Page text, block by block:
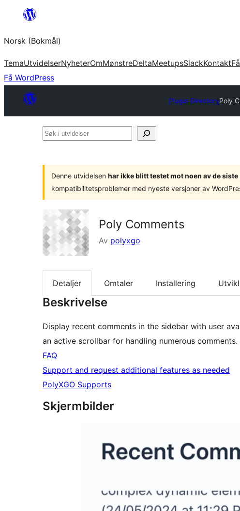
Hopp
innhold
Norsk (Bokmål)
TemaUtvidelserNyheterOmMønstreDeltaMeetupsSlackKontakt
Få WordPress
Plugin DirectoryPoly
Søk
Denne utvidelsen har ikke blitt testet mot noen av de
kompatibilitetsproblemer med nyeste versjoner av
Poly Comments
Av polyxgo
Detaljer Omtaler Installering
Beskrivelse
Display recent comments in the sidebar with user
an active scrollbar for handling numerous comments.
FAQ
Support and request additional features as needed
PolyXGO Supports
Skjermbilder